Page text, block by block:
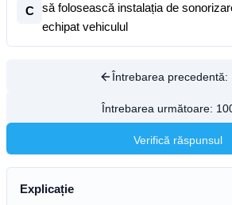
C
să folosească instalația de
echipat vehiculul
Întrebarea precedentă:
Întrebarea următoare:
Verifică răspunsul
Explicație